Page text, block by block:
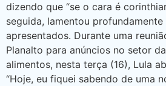
dizendo que “se o cara é
seguida, lamentou
apresentados. Durante uma
Planalto para anúncios no setor
alimentos, nesta terça (16), Lula
“Hoje, eu fiquei sabendo de uma